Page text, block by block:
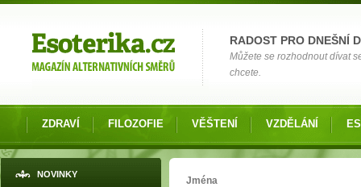
RADOST PRO DNEŠNÍ
Můžete se rozhodnout dívat
chcete.
ZDRAVÍ FILOZOFIE VĚŠTENÍ VZDĚLÁNÍ
NOVINKY Jste zde
Jména